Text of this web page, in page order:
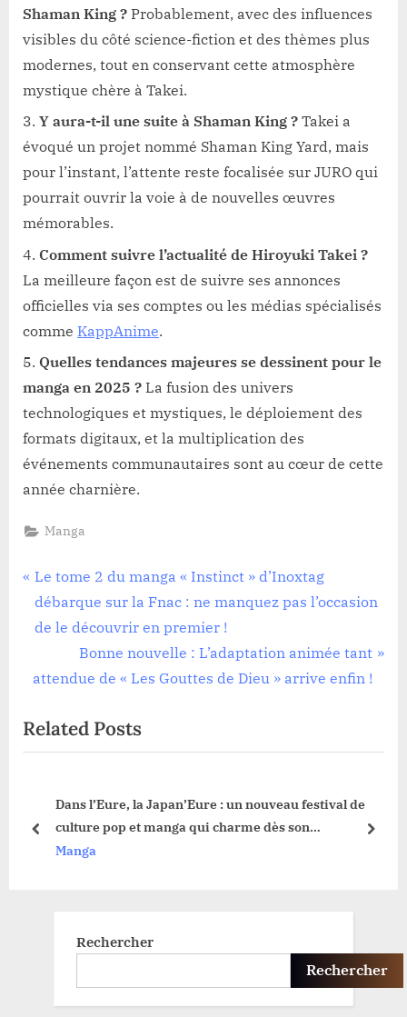
Shaman King ? Probablement, avec des influences
visibles du côté science-fiction et des thèmes plus
modernes, tout en conservant cette atmosphère
mystique chère à Takei.
Y aura-t-il une suite à Shaman King ? Takei a
évoqué un projet nommé Shaman King Yard, mais
pour l’instant, l’attente reste focalisée sur JURO qui
pourrait ouvrir la voie à de nouvelles œuvres
mémorables.
Comment suivre l’actualité de Hiroyuki Takei ?
La meilleure façon est de suivre ses annonces
officielles via ses comptes ou les médias spécialisés
comme KappAnime.
Quelles tendances majeures se dessinent pour le
manga en 2025 ? La fusion des univers
technologiques et mystiques, le déploiement des
formats digitaux, et la multiplication des
événements communautaires sont au cœur de cette
année charnière.
Manga
Navigation
de
l’article
P
r
e
i
u
s
s
Le tome 2 du manga « Instinct » d’Inoxtag
débarque sur la Fnac : ne manquez pas l’occasion
de le découvrir en premier !
N
e
t
P
s
t
:
Bonne nouvelle : L’adaptation animée tant
attendue de « Les Gouttes de Dieu » arrive enfin !
Related Posts
Dans l’Eure, la Japan’Eure : un nouveau festival de
culture pop et manga qui charme dès son
inauguration
Manga
prev next
Rechercher
Rechercher